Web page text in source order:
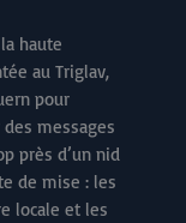
haute
au Triglav,
pour
messages
près d’un nid
de mise : les
locale et les